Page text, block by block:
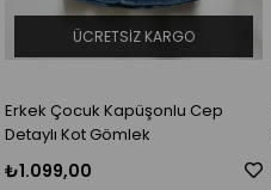
Erkek Çocuk Kapüşonlu Cep
Detaylı Kot Gömlek
₺1.099,00
ÜCRETSIZ KARGO